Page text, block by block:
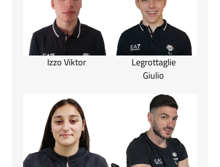
Izzo Viktor
Legrottaglie
Giulio